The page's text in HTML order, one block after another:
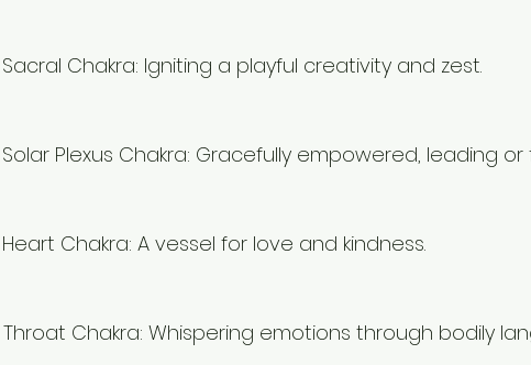
Sacral Chakra: Igniting a playful creativity and zest.
Plexus Chakra: Gracefully empowered, leading or
Chakra: A vessel for love and kindness.
Chakra: Whispering emotions through bodily